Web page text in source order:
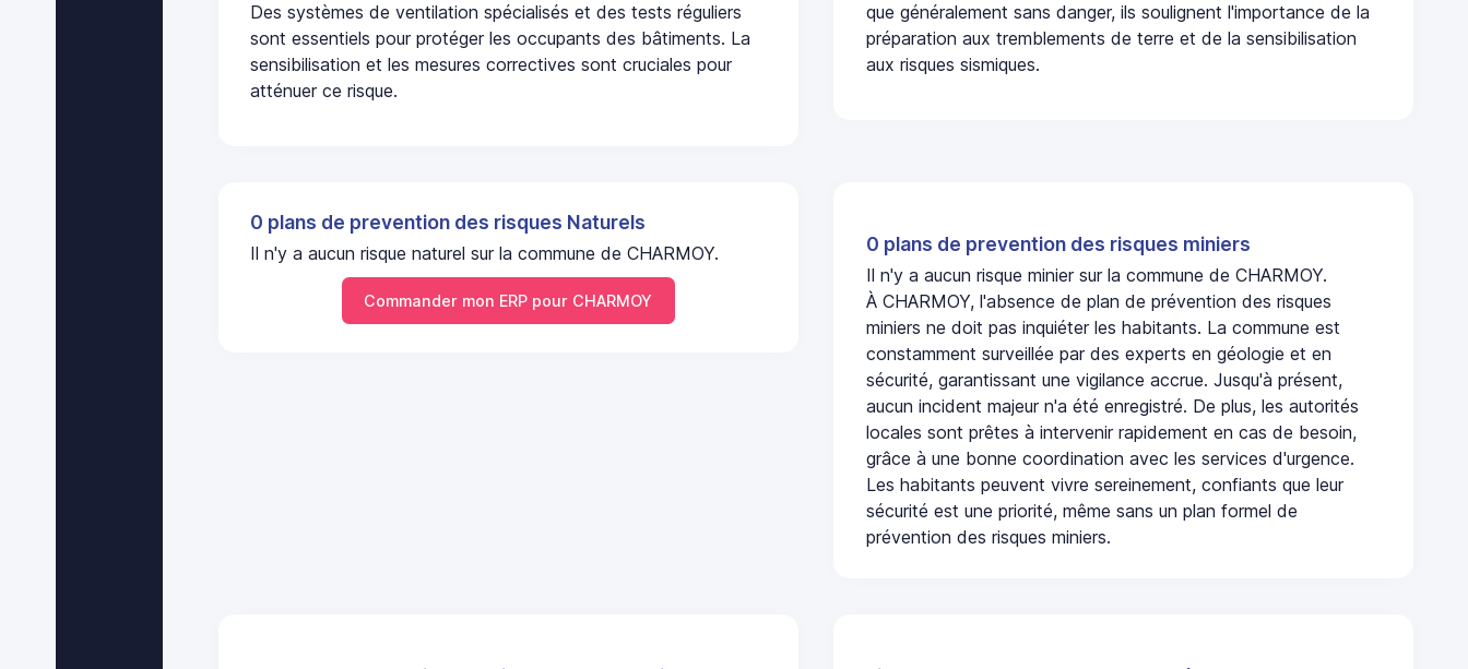
Des systèmes de ventilation spécialisés et des tests réguliers
sont essentiels pour protéger les occupants des bâtiments. La
sensibilisation et les mesures correctives sont cruciales pour
atténuer ce risque.
que généralement sans danger, ils soulignent l'importance de la
préparation aux tremblements de terre et de la sensibilisation
aux risques sismiques.
0 plans de prevention des risques Naturels
Il n'y a aucun risque naturel sur la commune de CHARMOY.
Commander mon ERP pour CHARMOY
0 plans de prevention des risques miniers
Il n'y a aucun risque minier sur la commune de CHARMOY.
À CHARMOY, l'absence de plan de prévention des risques
miniers ne doit pas inquiéter les habitants. La commune est
constamment surveillée par des experts en géologie et en
sécurité, garantissant une vigilance accrue. Jusqu'à présent,
aucun incident majeur n'a été enregistré. De plus, les autorités
locales sont prêtes à intervenir rapidement en cas de besoin,
grâce à une bonne coordination avec les services d'urgence.
Les habitants peuvent vivre sereinement, confiants que leur
sécurité est une priorité, même sans un plan formel de
prévention des risques miniers.